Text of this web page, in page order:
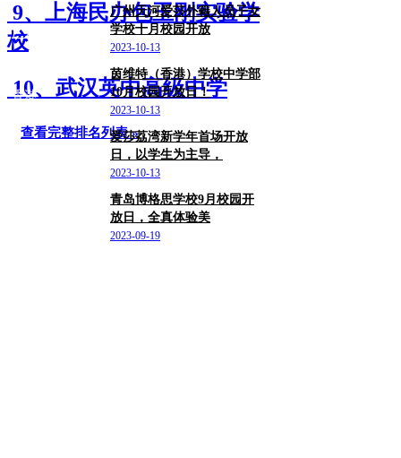
9、上海民办包玉刚实验学
校
10、武汉英中高级中学
查看完整排名列表 »
广东
广州天河爱莎外籍人员子女
学校十月校园开放
2023-10-13
香港
茵维特（香港）学校中学部
10月校园开放日！
2023-10-13
爱莎荔湾新学年首场开放
日，以学生为主导，
2023-10-13
青岛博格思学校9月校园开
放日，全真体验美
2023-09-19